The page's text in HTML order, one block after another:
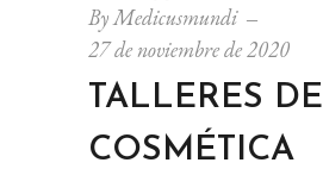
ByMedicusmundi
27 de noviembre de 2020
TALLERES DE
COSMÉTICA